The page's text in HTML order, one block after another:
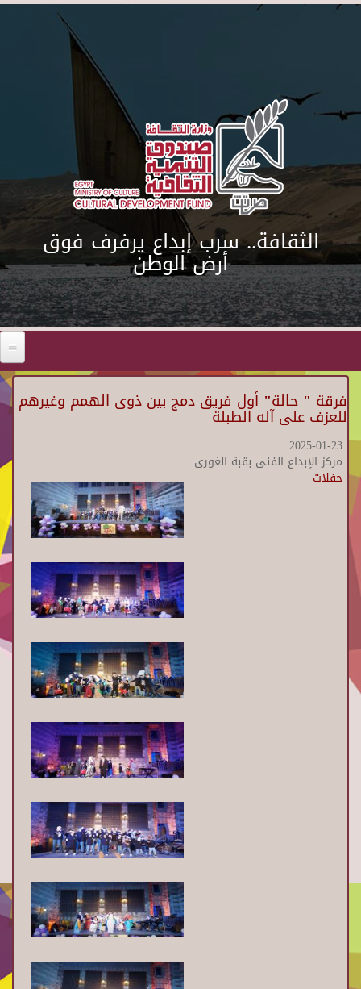
Skip to main content
الثقافة.. سرب إبداع يرفرف فوق
أرض الوطن
فرقة " حالة" أول فريق دمج بين ذوى الهمم وغيرهم
للعزف على آله الطبلة
2025-01-23
مركز الإبداع الفنى بقبة الغورى
حفلات